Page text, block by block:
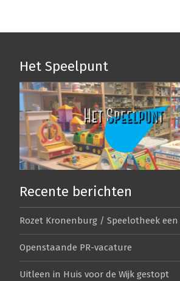
Het Speelpunt
Recente berichten
Rozet Kronenburg / Speelotheek
Openstaande PR-vacature
Uitleen in Huis voor de Wijk gestopt